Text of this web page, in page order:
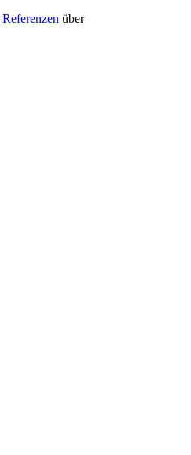
Referenzen über